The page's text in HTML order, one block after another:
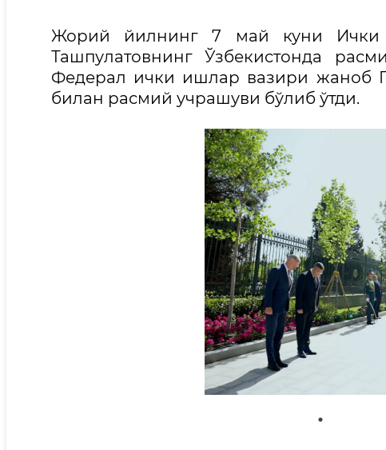
Жорий йилнинг 7 май куни Ички
Ташпулатовнинг Ўзбекистонда
Федерал ички ишлар вазири жаноб
билан расмий учрашуви бўлиб ўтди.